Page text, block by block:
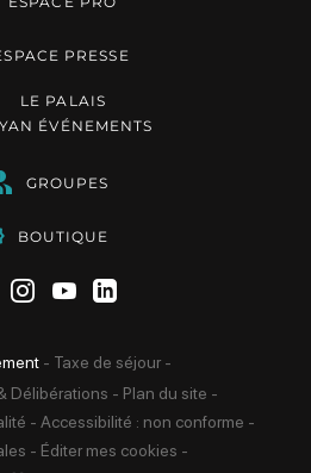
PRESSE
LE PALAIS
ÉVÉNEMENTS
GROUPES
BOUTIQUE
Suivez-nous sur Facebook
Suivez-nous sur
Suivez-nous sur
Suivez-nous sur
- Taxe de séjour -
Délibérations - Plan du site -
- Accessibilité : non conforme -
- Éditer mes cookies -